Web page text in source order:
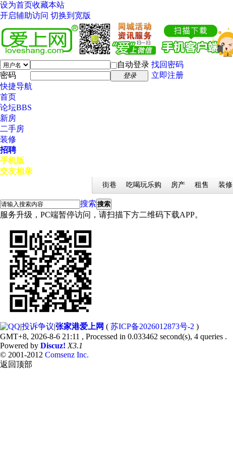
设为首页收藏本站
开启辅助访问 切换到宽版
自动登录 找回密码
密码
登录
立即注册
快捷导航
首页
论坛BBS
新房
二手房
装修
招聘
手机版
交友相亲
街巷 吃喝玩乐购 房产 租售 装修
搜索 搜索
服务升级，PC端暂停访问，请扫描下方二维码下载APP。
|投诉争议|张家港爱上网 ( 苏ICP备2026012873号-2 )
GMT+8, 2026-8-6 21:11 , Processed in 0.033462 second(s), 4 queries .
Powered by Discuz! X3.1
© 2001-2012 Comsenz Inc.
返回顶部